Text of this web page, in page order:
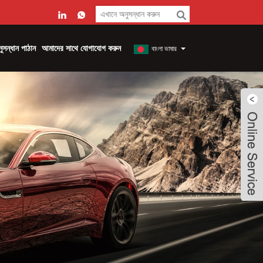
পাঠান আমাদের সাথে যোগাযোগ করুন বাংলা ভাষার